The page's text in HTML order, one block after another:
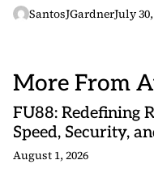
SantosJGardnerJuly
More From
FU88: Redefining
Speed, Security,
August 1, 2026